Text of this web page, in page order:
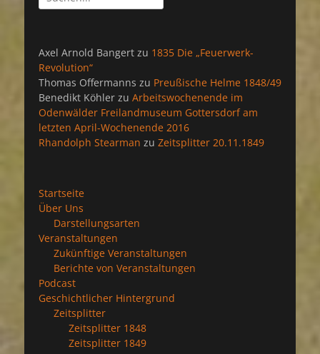
nach:
Axel Arnold Bangert zu 1835 Die „Feuerwerk-
Revolution“
Thomas Offermanns zu Preußische Helme 1848/49
Benedikt Köhler zu Arbeitswochenende im
Odenwälder Freilandmuseum Gottersdorf am
letzten April-Wochenende 2016
Rhandolph Stearman zu Zeitsplitter 20.11.1849
Startseite
Über Uns
Darstellungsarten
Veranstaltungen
Zukünftige Veranstaltungen
Berichte von Veranstaltungen
Podcast
Geschichtlicher Hintergrund
Zeitsplitter
Zeitsplitter 1848
Zeitsplitter 1849